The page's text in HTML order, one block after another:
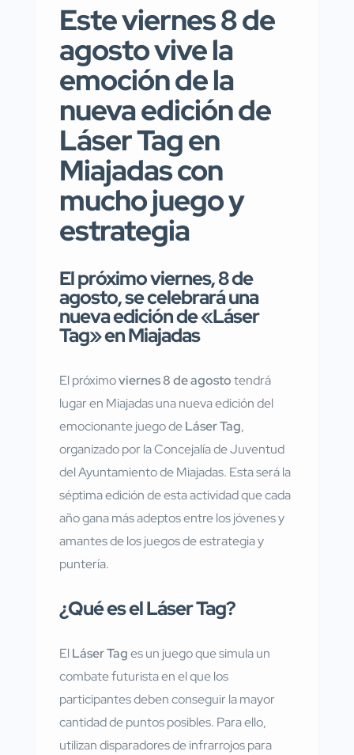
Este viernes 8 de
agosto vive la
emoción de la
nueva edición de
Láser Tag en
Miajadas con
mucho juego y
estrategia
El próximo viernes, 8 de
agosto, se celebrará una
nueva edición de «Láser
Tag» en Miajadas
El próximoviernes 8 de agostotendrá
lugar en Miajadas una nueva edición del
emocionante juego deLáser Tag,
organizado por la Concejalía de Juventud
del Ayuntamiento de Miajadas. Esta será la
séptima edición de esta actividad que cada
año gana más adeptos entre los jóvenes y
amantes de los juegos de estrategia y
puntería.
¿Qué es el Láser Tag?
ElLáser Tages un juego que simula un
combate futurista en el que los
participantes deben conseguir la mayor
cantidad de puntos posibles. Para ello,
utilizan disparadores de infrarrojos para